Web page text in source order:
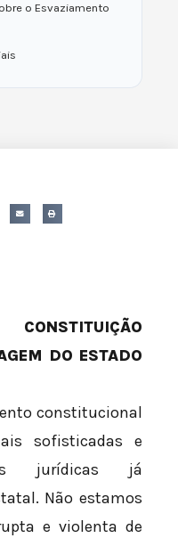
o Esvaziamento
DO ESTADO
constitucional
sofisticadas e
jurídicas já
Não estamos
e violenta de